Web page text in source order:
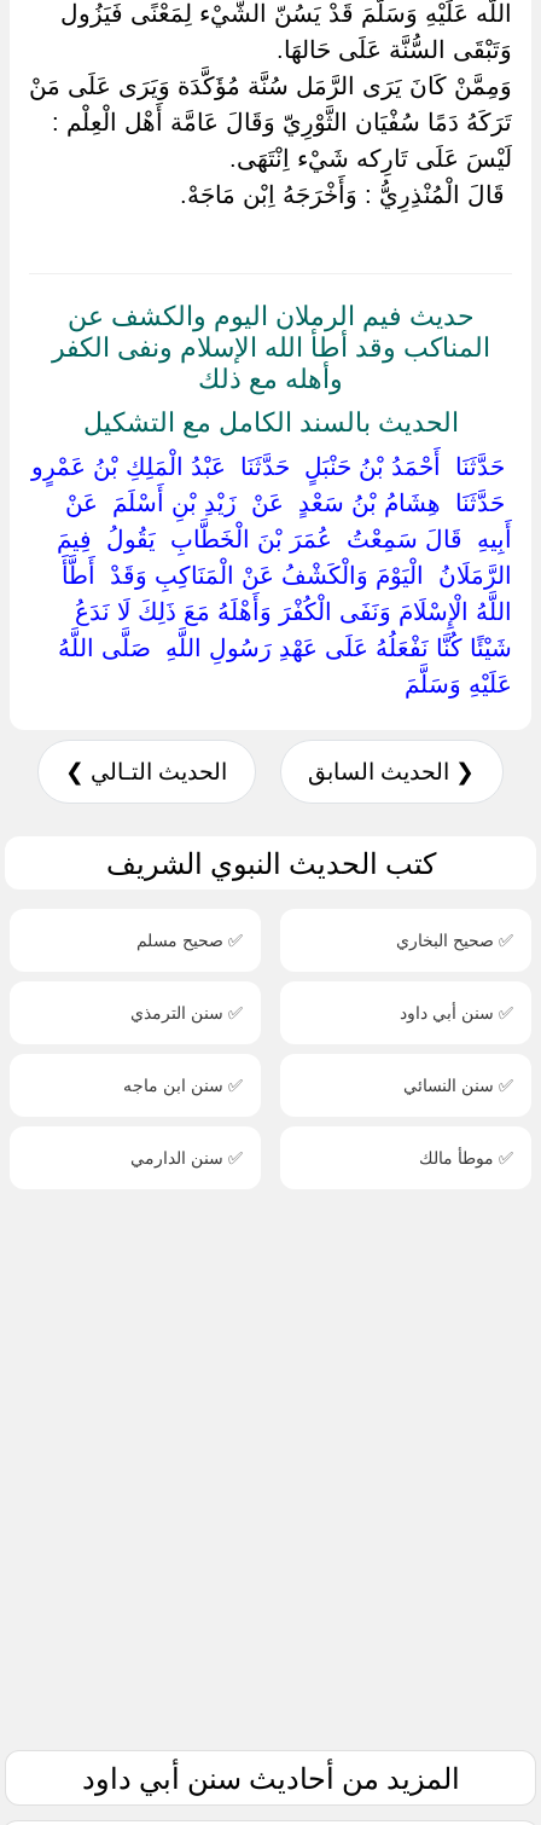
اللَّه عَلَيْهِ وَسَلَّمَ قَدْ يَسُنّ الشَّيْء لِمَعْنًى فَيَزُول
وَتَبْقَى السُّنَّة عَلَى حَالهَا.
وَمِمَّنْ كَانَ يَرَى الرَّمَل سُنَّة مُؤَكَّدَة وَيَرَى عَلَى مَنْ
تَرَكَهُ دَمًا سُفْيَان الثَّوْرِيّ وَقَالَ عَامَّة أَهْل الْعِلْم :
لَيْسَ عَلَى تَارِكه شَيْء اِنْتَهَى.
‏ ‏قَالَ الْمُنْذِرِيُّ : وَأَخْرَجَهُ اِبْن مَاجَهْ.
حديث فيم الرملان اليوم والكشف عن
المناكب وقد أطأ الله الإسلام ونفى الكفر
وأهله مع ذلك
الحديث بالسند الكامل مع التشكيل
‏ ‏حَدَّثَنَا ‏ ‏أَحْمَدُ بْنُ حَنْبَلٍ ‏ ‏حَدَّثَنَا ‏ ‏عَبْدُ الْمَلِكِ بْنُ عَمْرٍو
‏ ‏حَدَّثَنَا ‏ ‏هِشَامُ بْنُ سَعْدٍ ‏ ‏عَنْ ‏ ‏زَيْدِ بْنِ أَسْلَمَ ‏ ‏عَنْ ‏
‏أَبِيهِ ‏ ‏قَالَ سَمِعْتُ ‏ ‏عُمَرَ بْنَ الْخَطَّابِ ‏ ‏يَقُولُ ‏ ‏فِيمَ ‏
‏الرَّمَلَانُ ‏ ‏الْيَوْمَ وَالْكَشْفُ عَنْ الْمَنَاكِبِ وَقَدْ ‏ ‏أَطَّأَ ‏
‏اللَّهُ الْإِسْلَامَ وَنَفَى الْكُفْرَ وَأَهْلَهُ مَعَ ذَلِكَ لَا نَدَعُ
شَيْئًا كُنَّا نَفْعَلُهُ عَلَى عَهْدِ رَسُولِ اللَّهِ ‏ ‏صَلَّى اللَّهُ
عَلَيْهِ وَسَلَّمَ ‏
❮ الحديث السابق الحديث التـالي ❯
كتب الحديث النبوي الشريف
✅ صحيح البخاري ✅ صحيح مسلم
✅ سنن أبي داود ✅ سنن الترمذي
✅ سنن النسائي ✅ سنن ابن ماجه
✅ موطأ مالك ✅ سنن الدارمي
المزيد من أحاديث سنن أبي داود